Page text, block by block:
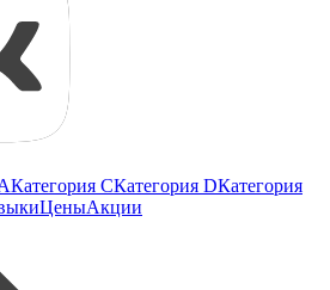
Категория CКатегория DКатегория
ЦеныАкции